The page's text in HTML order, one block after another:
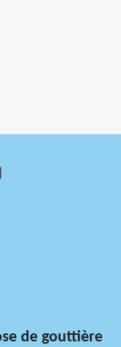
de gouttière